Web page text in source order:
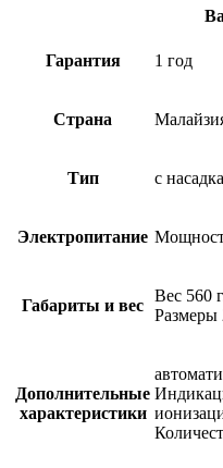
Гарантия 1 год
Страна
Тип с
Электропитание
Габариты и вес
Вес 560
Размеры
Дополнительные
характеристики